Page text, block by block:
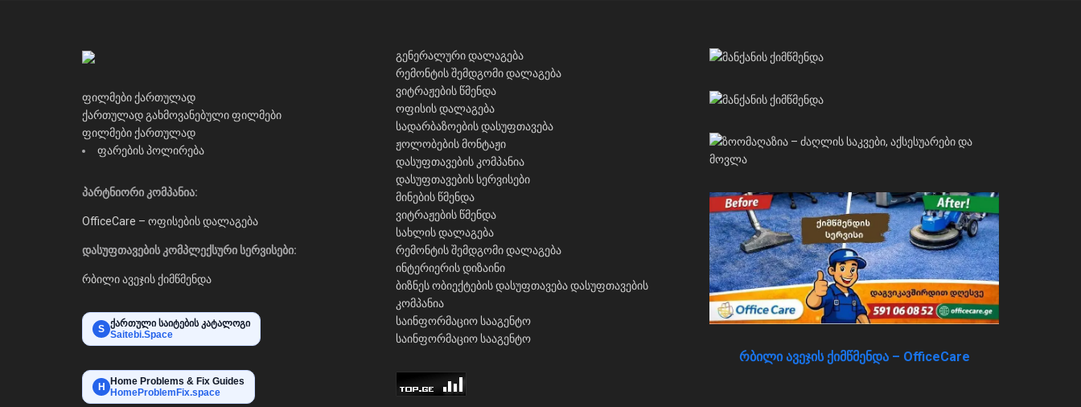
ფილმები ქართულად
ქართულად გახმოვანებული ფილმები
ფილმები ქართულად
ფარების პოლირება
პარტნიორი კომპანია:
OfficeCare – ოფისების დალაგება
დასუფთავების კომპლექსური სერვისები:
რბილი ავეჯის ქიმწმენდა
S ქართული საიტების კატალოგი
Saitebi.Space
H
Home Problems & Fix Guides
HomeProblemFix.space
გენერალური დალაგება
რემონტის შემდგომი დალაგება
ვიტრაჟების წმენდა
ოფისის დალაგება
სადარბაზოების დასუფთავება
ჟოლობების მონტაჟი
დასუფთავების კომპანია
დასუფთავების სერვისები
მინების წმენდა
ვიტრაჟების წმენდა
სახლის დალაგება
რემონტის შემდგომი დალაგება
ინტერიერის დიზაინი
ბიზნეს ობიექტების დასუფთავებადასუფთავების
კომპანია
საინფორმაციო სააგენტო
საინფორმაციო სააგენტო
რბილი ავეჯის ქიმწმენდა – OfficeCare